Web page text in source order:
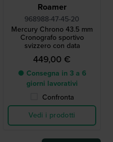
Roamer
968988-47-45-20
Mercury Chrono 43.5 mm
Cronografo sportivo
svizzero con data
449,00 €
● Consegna in 3 a 6
giorni lavorativi
Confronta
Vedi i prodotti